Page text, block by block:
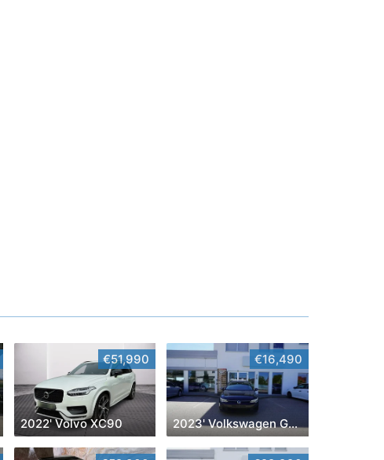
€51,990
2022' Volvo XC90
€16,490
2023' Volkswagen Golf